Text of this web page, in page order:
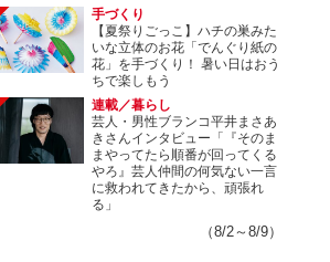
手づくり
【夏祭りごっこ】ハチの巣みた
いな立体のお花「でんぐり紙の
花」を手づくり！ 暑い日はおう
ちで楽しもう
連載／暮らし
芸人・男性ブランコ平井まさあ
きさんインタビュー「『そのま
まやってたら順番が回ってくる
やろ』芸人仲間の何気ない一言
に救われてきたから、頑張れ
る」
（8/2～8/9）